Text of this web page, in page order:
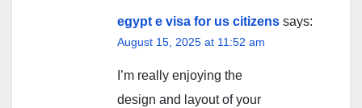
egypt e visa for us citizens says:
August 15, 2025 at 11:52 am
I’m really enjoying the
design and layout of your